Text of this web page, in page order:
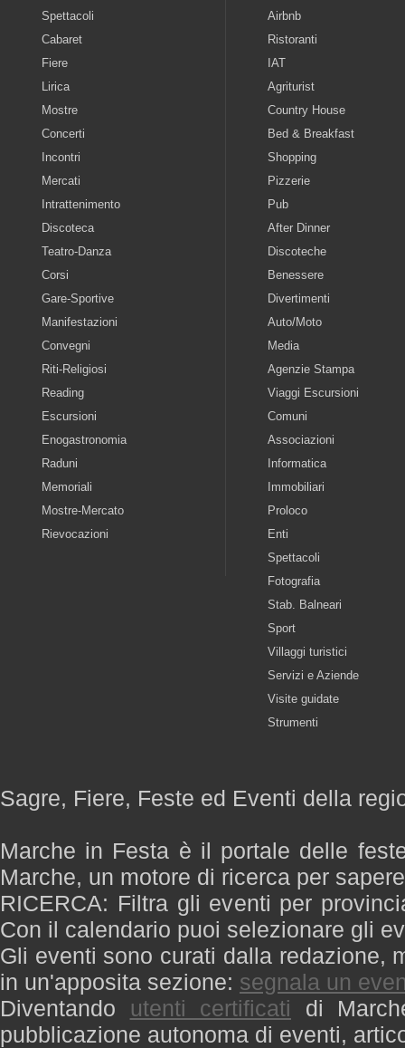
Spettacoli
Cabaret
Fiere
Lirica
Mostre
Concerti
Incontri
Mercati
Intrattenimento
Discoteca
Teatro-Danza
Corsi
Gare-Sportive
Manifestazioni
Convegni
Riti-Religiosi
Reading
Escursioni
Enogastronomia
Raduni
Memoriali
Mostre-Mercato
Rievocazioni
Airbnb
Ristoranti
IAT
Agriturist
Country House
Bed & Breakfast
Shopping
Pizzerie
Pub
After Dinner
Discoteche
Benessere
Divertimenti
Auto/Moto
Media
Agenzie Stampa
Viaggi Escursioni
Comuni
Associazioni
Informatica
Immobiliari
Proloco
Enti
Spettacoli
Fotografia
Stab. Balneari
Sport
Villaggi turistici
Servizi e Aziende
Visite guidate
Strumenti
Sagre, Fiere, Feste ed Eventi della
Marche in Festa è il portale delle
Marche, un motore di ricerca per
RICERCA: Filtra gli eventi per
Con il calendario puoi selezionare gli
Gli eventi sono curati dalla redazione,
in un'apposita sezione: segnala un
Diventando utenti certificati di
pubblicazione autonoma di eventi,